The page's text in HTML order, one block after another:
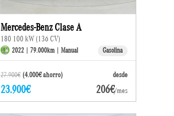
Mercedes-Benz Clase A
180 100 kW (136 CV)
2022 | 79.000km | Manual Gasolina
27.900€ (4.000€ ahorro) desde
23.900€ 206€/mes